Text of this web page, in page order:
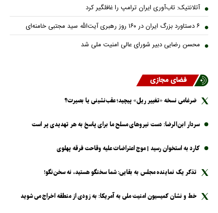
آتلانتیک: تاب‌آوری ایران ترامپ را غافلگیر کرد
۶ دستاورد بزرگ ایران در ۱۶۰ روز رهبری آیت‌الله سید مجتبی خامنه‌ای
محسن رضایی دبیر شورای عالی امنیت ملی شد
فضای مجازی
ضرغامی نسخه «تغییر ریل» پیچید؛ عقب‌نشینی یا بصیرت؟
سردار ابن‌الرضا: دست نیرو‌های مسلح ما برای پاسخ به هر تهدیدی پر است
کارد به استخوان رسید | موج اعتراضات علیه وقاحت فرقه پهلوی
تذکر یک نماینده مجلس به بقایی: شما سخنگو هستید، نه سخن‌نگو!
خط و نشان کمیسیون امنیت ملی به آمریکا: به زودی از منطقه اخراج می شوید